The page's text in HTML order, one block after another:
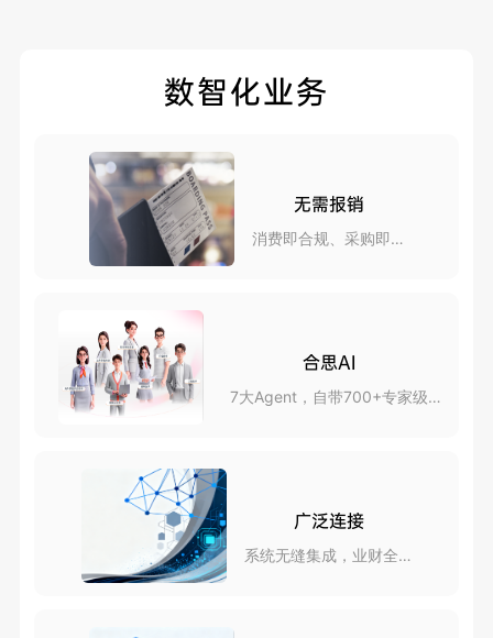
数智化业务
无需报销
消费即合规、采购即报
合思AI
7大Agent，自带700+专家级
广泛连接
系统无缝集成，业财全互